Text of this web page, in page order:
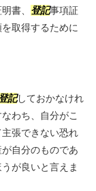
書、 登記事項証
取得するために
記しておかなけれ
わち、自分がこ
張できない恐れ
自分のものであ
が良いと言えま